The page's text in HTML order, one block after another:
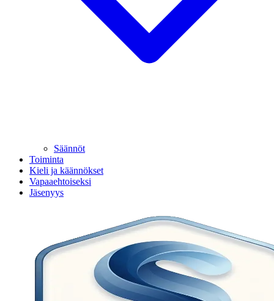
Säännöt
Toiminta
Kieli ja käännökset
Vapaaehtoiseksi
Jäsenyys